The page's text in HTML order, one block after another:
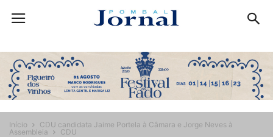
Início
CDU candidata Jaime Portela à Câmara e Jorge Neves à
Assembleia
CDU